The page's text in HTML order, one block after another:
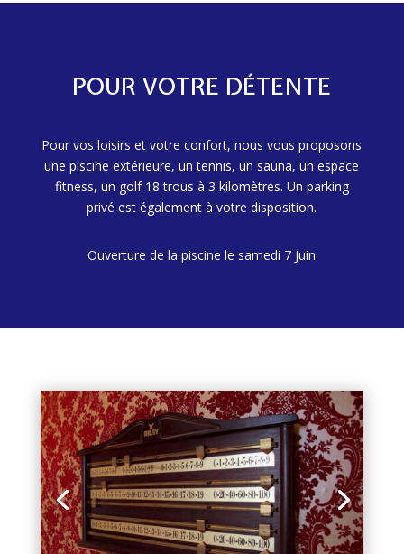
POUR VOTRE DÉTENTE
Pour vos loisirs et votre confort, nous vous proposons
une piscine extérieure, un tennis, un sauna, un espace
fitness, un golf 18 trous à 3 kilomètres. Un parking
privé est également à votre disposition.
Ouverture de la piscine le samedi 7 Juin